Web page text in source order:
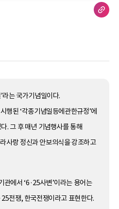
라는 국가기념일이다.
행된 ‘각종기념일등에관한규정’에
. 그 후 매년 기념행사를 통해
사랑 정신과 안보의식을 강조하고
에서 ‘6·25사변’이라는 용어는
전쟁, 한국전쟁이라고 표현한다.